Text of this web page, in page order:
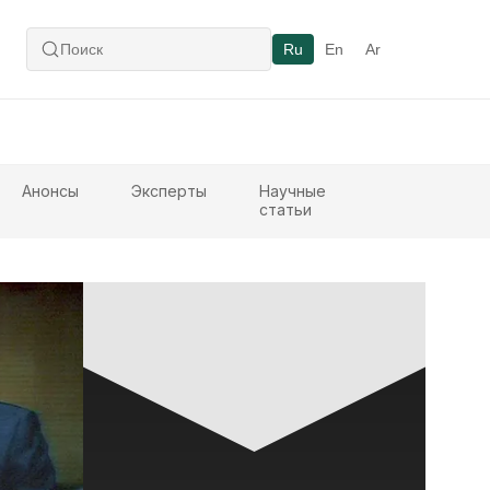
Ru En Ar
Анонсы Эксперты
Научные
статьи